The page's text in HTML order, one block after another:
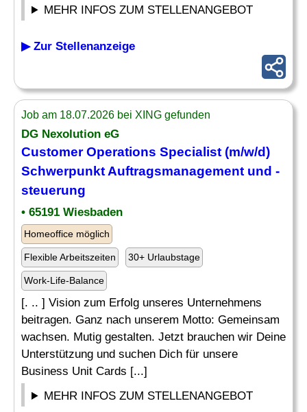
MEHR INFOS ZUM STELLENANGEBOT
▶ Zur Stellenanzeige
Job am 18.07.2026 bei XING gefunden
DG Nexolution eG
Customer Operations Specialist (m/w/d)
Schwerpunkt Auftragsmanagement und -
steuerung
• 65191 Wiesbaden
Homeoffice möglich
Flexible Arbeitszeiten 30+ Urlaubstage
Work-Life-Balance
[. .. ] Vision zum Erfolg unseres Unternehmens
beitragen. Ganz nach unserem Motto: Gemeinsam
wachsen. Mutig gestalten. Jetzt brauchen wir Deine
Unterstützung und suchen Dich für unsere
Business Unit Cards [...]
MEHR INFOS ZUM STELLENANGEBOT